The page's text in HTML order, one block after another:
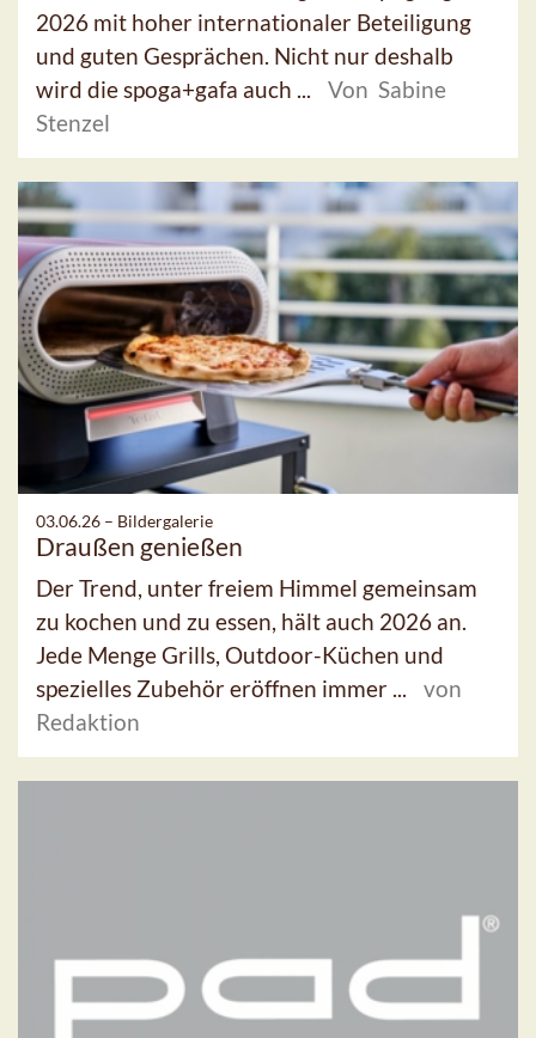
2026 mit hoher internationaler Beteiligung
und guten Gesprächen. Nicht nur deshalb
wird die spoga+gafa auch ...
Von Sabine
Stenzel
03.06.26 – Bildergalerie
Draußen genießen
Der Trend, unter freiem Himmel gemeinsam
zu kochen und zu essen, hält auch 2026 an.
Jede Menge Grills, Outdoor-Küchen und
spezielles Zubehör eröffnen immer ...
von
Redaktion